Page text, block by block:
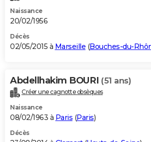
Naissance
20/02/1956
Décès
02/05/2015 à Marseille (Bouches-du-
Abdellhakim BOURI (51 ans)
Créer une cagnotte obsèques
Naissance
08/02/1963 à Paris (Paris)
Décès